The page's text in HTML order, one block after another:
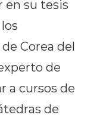
en su tesis
Corea del
de
a cursos de
de